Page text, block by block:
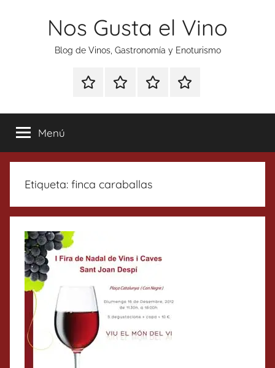
Nos Gusta el Vino
Blog de Vinos, Gastronomía y Enoturismo
Especial
Tonics
Enoturismo
Gastronomía
RankingContacto
Menú
Etiqueta: finca caraballas